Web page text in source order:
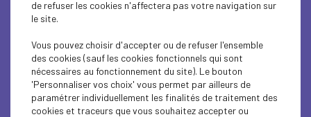
Organizaciones Empresariales
(CEOE) ont le plaisir de vous
adresser la déclaration
commune adoptée à cette
occasion.
de refuser les cookies n'affectera pas votre navigation sur
le site.
Vous pouvez choisir d'accepter ou de refuser l'ensemble
des cookies (sauf les cookies fonctionnels qui sont
nécessaires au fonctionnement du site). Le bouton
'Personnaliser vos choix' vous permet par ailleurs de
paramétrer individuellement les finalités de traitement des
cookies et traceurs que vous souhaitez accepter ou